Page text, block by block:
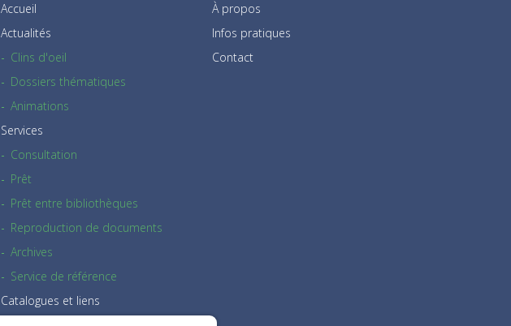
Accueil
Actualités
Clins d'oeil
Dossiers thématiques
Animations
Services
Consultation
Prêt
Prêt entre bibliothèques
Reproduction de documents
Archives
Service de référence
Catalogues et liens
À propos
Infos pratiques
Contact